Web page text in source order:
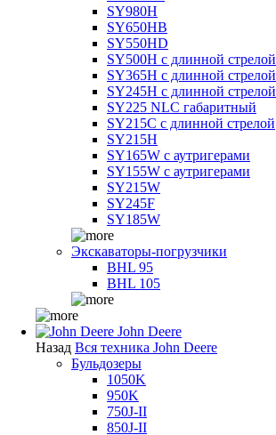
SY980H
SY650HB
SY550HD
SY500H с длинной стрелой
SY365H с длинной стрелой
SY245H с длинной стрелой
SY225 NLC габаритный
SY215C с длинной стрелой
SY215H
SY165W с аутригерами
SY155W с аутригерами
SY215W
SY245F
SY185W
Экскаваторы-погрузчики
BHL 95
BHL 105
John Deere
Назад Вся техника John Deere
Бульдозеры
1050K
950K
750J-II
850J-II